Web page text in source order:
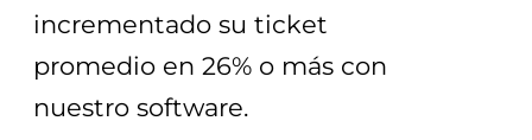
incrementado su ticket
promedio en 26% o más con
nuestro software.